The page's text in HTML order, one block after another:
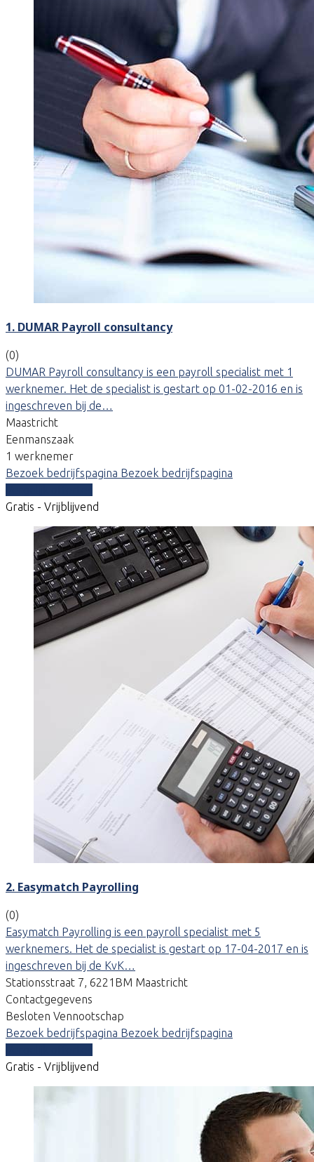
1. DUMAR Payroll consultancy
(0)
DUMAR Payroll consultancy is een payroll specialist met 1
werknemer. Het de specialist is gestart op 01-02-2016 en is
ingeschreven bij de…
Maastricht
Eenmanszaak
1 werknemer
Bezoek bedrijfspagina Bezoek bedrijfspagina
Gratis - Vrijblijvend
2. Easymatch Payrolling
(0)
Easymatch Payrolling is een payroll specialist met 5
werknemers. Het de specialist is gestart op 17-04-2017 en is
ingeschreven bij de KvK…
Stationsstraat 7, 6221BM Maastricht
Contactgegevens
Besloten Vennootschap
Bezoek bedrijfspagina Bezoek bedrijfspagina
Gratis - Vrijblijvend